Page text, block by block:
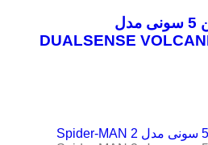
دسته بازی پلی استیشن 5 سونی مدل
DUALSENSE